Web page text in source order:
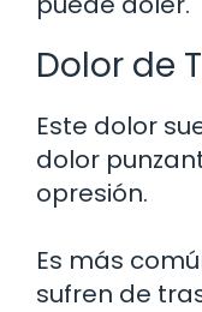
Dolor de
Este dolor
dolor
opresión.
Es más
sufren de